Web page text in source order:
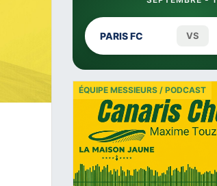
PARIS FC VS
ÉQUIPE MESSIEURS / PODCAST